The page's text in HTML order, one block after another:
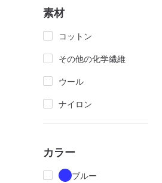
素材
コットン
その他の化学繊維
ウール
ナイロン
カラー
ブルー